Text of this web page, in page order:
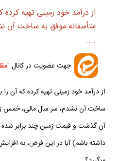
از درآمد خود زمينى تهيه كرده
متأسفانه موفق به ساخت
....
جهت عضويت در كانال
از درآمد خود زمينى تهيه كرده كه آن
ساخت آن نشدم، سر سال مالى، خمس
آن گذشت و قيمت زمين چند برابر
داشته باشم) آيا در اين فرض، به